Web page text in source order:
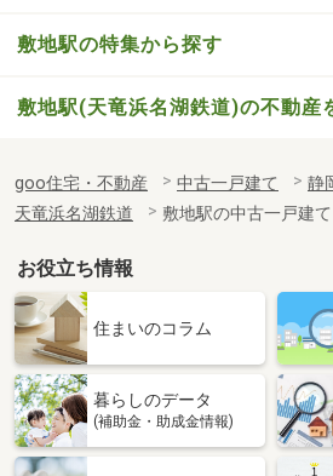
敷地駅の特集から探す
敷地駅(天竜浜名湖鉄道)の不動産
goo住宅・不動産 中古一戸建て 静
天竜浜名湖鉄道
敷地駅の中古一戸建
お役立ち情報
住まいのコラム
暮らしのデータ
(補助金・助成金情報)